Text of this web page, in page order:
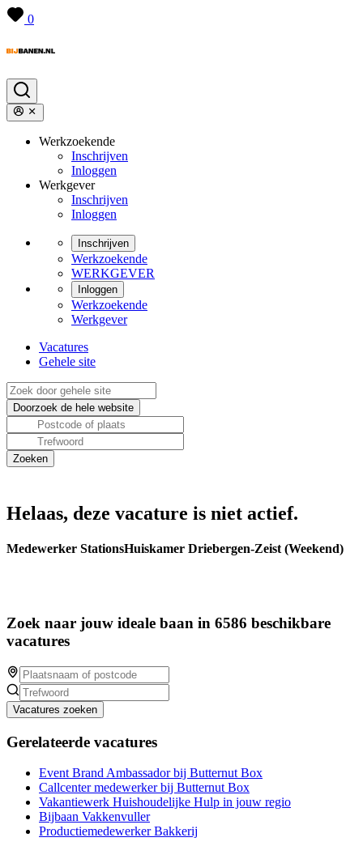
0
Werkzoekende
Inschrijven
Inloggen
Werkgever
Inschrijven
Inloggen
Inschrijven
Werkzoekende
WERKGEVER
Inloggen
Werkzoekende
Werkgever
Vacatures
Gehele site
Helaas, deze vacature is niet actief.
Medewerker StationsHuiskamer Driebergen-Zeist (Weekend)
Zoek naar jouw ideale baan in 6586 beschikbare
vacatures
Vacatures zoeken
Gerelateerde vacatures
Event Brand Ambassador bij Butternut Box
Callcenter medewerker bij Butternut Box
Vakantiewerk Huishoudelijke Hulp in jouw regio
Bijbaan Vakkenvuller
Productiemedewerker Bakkerij